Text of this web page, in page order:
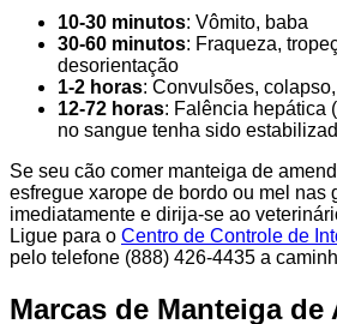
10-30 minutos: Vômito, baba
30-60 minutos: Fraqueza,
desorientação
1-2 horas: Convulsões,
12-72 horas: Falência hepática
no sangue tenha sido
Se seu cão comer manteiga de
esfregue xarope de bordo ou mel nas
imediatamente e dirija-se ao
Ligue para o Centro de Controle de
pelo telefone (888) 426-4435 a
Marcas de Manteiga de